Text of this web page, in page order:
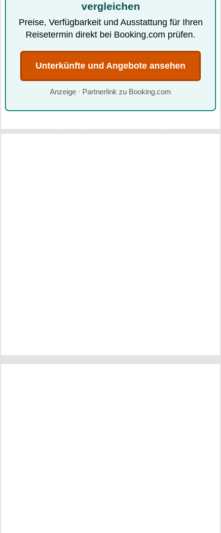
vergleichen
Preise, Verfügbarkeit und Ausstattung für Ihren
Reisetermin direkt bei Booking.com prüfen.
Unterkünfte und Angebote ansehen
Anzeige · Partnerlink zu Booking.com